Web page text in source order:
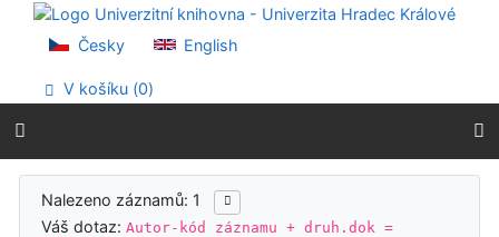
Přejít na obsah
Přejít na menu
Prohlášení o webové přístupnosti
Česky English
V košíku (0)
Výsledky vyhledávání
Nalezeno záznamů: 1
Váš dotaz:Autor-kód záznamu + druh.dok =